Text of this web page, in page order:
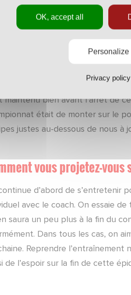
des objectifs qu’on a envie
mais, dans ces conditions,
terminez à la
vu de la saison dernière, il y a
maintenu bien avant l’arrêt de
était de monter sur le
justes au-dessous de nous à
vous projetez-vous
d’abord de s’entretenir
avec le coach. On essaie
saura un peu plus à la fin du
Dans tous les cas, on
Reprendre l’entraînement
de l’espoir sur la fin de cette
OK, accept all
Personalize
Privacy policy